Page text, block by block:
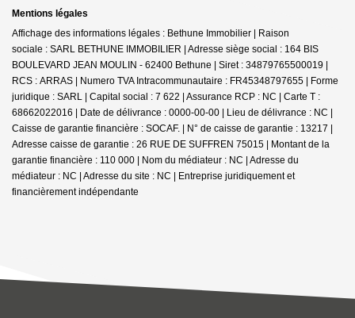
Mentions légales
Affichage des informations légales : Bethune Immobilier | Raison
sociale : SARL BETHUNE IMMOBILIER | Adresse siège social : 164 BIS
BOULEVARD JEAN MOULIN - 62400 Bethune | Siret : 34879765500019 |
RCS : ARRAS | Numero TVA Intracommunautaire : FR45348797655 | Forme
juridique : SARL | Capital social : 7 622 | Assurance RCP : NC | Carte T :
68662022016 | Date de délivrance : 0000-00-00 | Lieu de délivrance : NC |
Caisse de garantie financière : SOCAF. | N° de caisse de garantie : 13217 |
Adresse caisse de garantie : 26 RUE DE SUFFREN 75015 | Montant de la
garantie financière : 110 000 | Nom du médiateur : NC | Adresse du
médiateur : NC | Adresse du site : NC | Entreprise juridiquement et
financièrement indépendante